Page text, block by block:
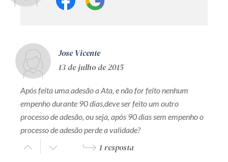
Jose Vicente
13 de julho de 2015
Após feita uma adesão a Ata, e não for feito nenhum
empenho durante 90 dias,deve ser feito um outro
processo de adesão, ou seja, após 90 dias sem empenho o
processo de adesão perde a validade?
1 resposta